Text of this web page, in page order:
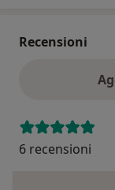
Recensioni
6 recensioni